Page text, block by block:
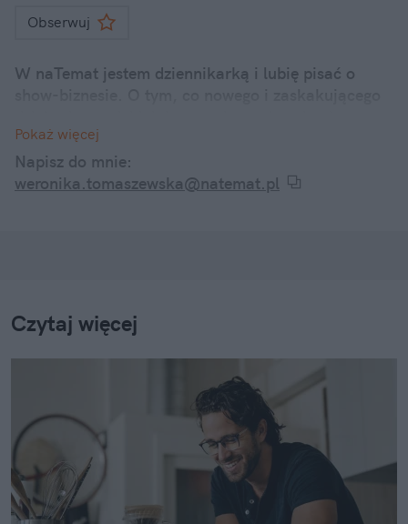
Obserwuj
W naTemat jestem dziennikarką i lubię pisać o
Internetowe dramy, kontrowersyjne wypowiedzi, a
także ciekawostki z życia codziennego znanych
twarzy – śledzę je wszystkie i informuję o nich w
Pokaż więcej
Napisz do mnie:
weronika.tomaszewska@natemat.pl
Czytaj więcej